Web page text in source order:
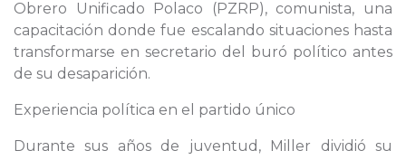
Obrero Unificado Polaco (PZRP), comunista, una
capacitación donde fue escalando situaciones hasta
transformarse en secretario del buró político antes
de su desaparición.
Experiencia política en el partido único
Durante sus años de juventud, Miller dividió su